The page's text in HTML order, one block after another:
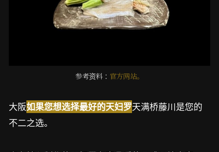
参考资料： 官方网站。
大阪如果您想选择最好的天妇罗天满桥藤川是您的
不二之选。